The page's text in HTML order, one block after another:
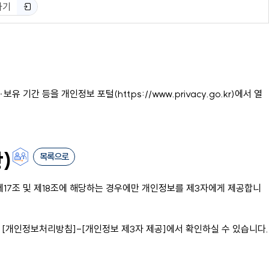
·보유 기간 등을 개인정보 포털(https://www.privacy.go.kr)에서 열
목록으로
조 및 제18조에 해당하는 경우에만 개인정보를 제3자에게 제공합니
인정보처리방침]-[개인정보 제3자 제공]에서 확인하실 수 있습니다.